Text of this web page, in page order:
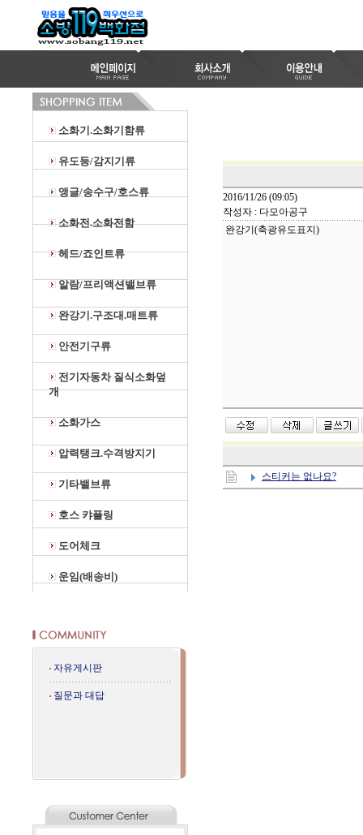
소화기.소화기함류
유도등/감지기류
앵글/송수구/호스류
소화전.소화전함
헤드/죠인트류
알람/프리액션밸브류
완강기.구조대.매트류
안전기구류
전기자동차 질식소화덮
개
소화가스
압력탱크.수격방지기
기타밸브류
호스 캬플링
도어체크
운임(배송비)
자유게시판
질문과 대답
2016/11/26 (09:05)
작성자 : 다모아공구
완강기(축광유도표지)
스티커는 없나요?